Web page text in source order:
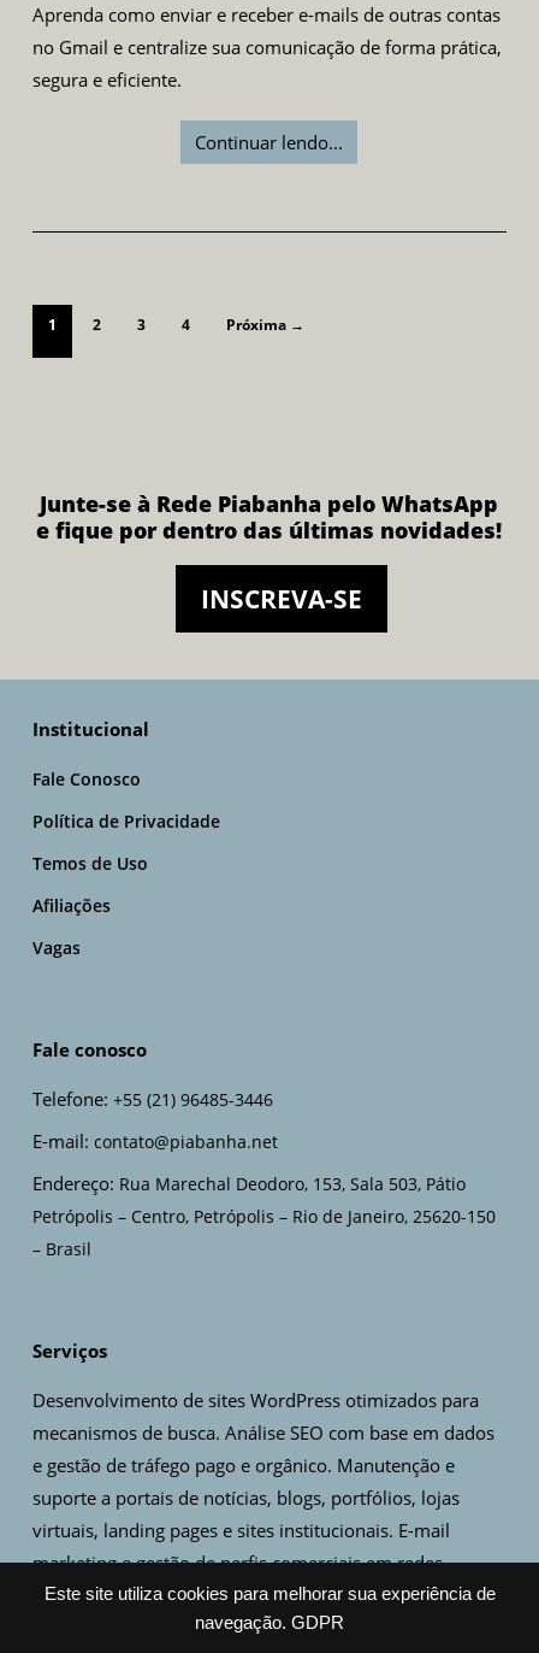
Este site utiliza cookies para melhorar sua experiência de
navegação. GDPR
Aprenda como enviar e receber e-mails de outras contas
no Gmail e centralize sua comunicação de forma prática,
segura e eficiente.
Continuar lendo...
1 2 3 4 Próxima →
Junte-se à Rede Piabanha pelo WhatsApp
e fique por dentro das últimas novidades!
INSCREVA-SE
Institucional
Fale Conosco
Política de Privacidade
Temos de Uso
Afiliações
Vagas
Fale conosco
Telefone: +55 (21) 96485-3446
E-mail: contato@piabanha.net
Endereço: Rua Marechal Deodoro, 153, Sala 503, Pátio
Petrópolis – Centro, Petrópolis – Rio de Janeiro, 25620-150
– Brasil
Serviços
Desenvolvimento de sites WordPress otimizados para
mecanismos de busca. Análise SEO com base em dados
e gestão de tráfego pago e orgânico. Manutenção e
suporte a portais de notícias, blogs, portfólios, lojas
virtuais, landing pages e sites institucionais. E-mail
marketing e gestão de perfis comerciais em redes
sociais. Criação de artes, design de logo e identidade